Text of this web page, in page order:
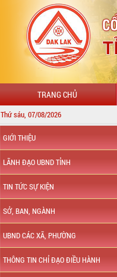
TRANG CHỦ
Thứ sáu, 07/08/2026
GIỚI THIỆU
LÃNH ĐẠO UBND TỈNH
TIN TỨC SỰ KIỆN
SỞ, BAN, NGÀNH
UBND CÁC XÃ, PHƯỜNG
THÔNG TIN CHỈ ĐẠO ĐIỀU HÀNH